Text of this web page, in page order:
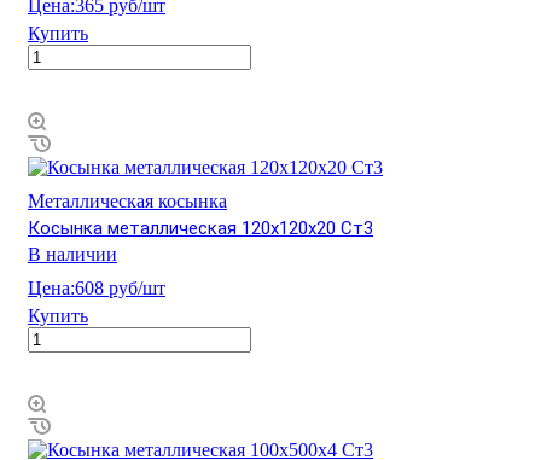
Цена:365 руб/шт
Купить
Металлическая косынка
Косынка металлическая 120х120х20 Ст3
В наличии
Цена:608 руб/шт
Купить